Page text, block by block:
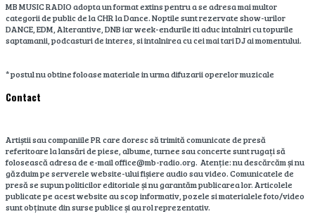
MB MUSIC RADIO adopta un format extins pentru a se adresa mai multor
categorii de public de la CHR la Dance. Noptile sunt rezervate show-urilor
DANCE, EDM, Alterantive, DNB iar week-endurile iti aduc intalniri cu topurile
saptamanii, podcasturi de interes, si intalnirea cu cei mai tari DJ ai momentului.
* postul nu obtine foloase materiale in urma difuzarii operelor muzicale
Contact
Artiștii sau companiile PR care doresc să trimită comunicate de presă
referitoare la lansări de piese, albume, turnee sau concerte sunt rugați să
folosească adresa de e-mail office@mb-radio.org. Atenție: nu descărcăm și nu
găzduim pe serverele website-ului fișiere audio sau video. Comunicatele de
presă se supun politicilor editoriale și nu garantăm publicarea lor. Articolele
publicate pe acest website au scop informativ, pozele si materialele foto/video
sunt obținute din surse publice și au rol reprezentativ.